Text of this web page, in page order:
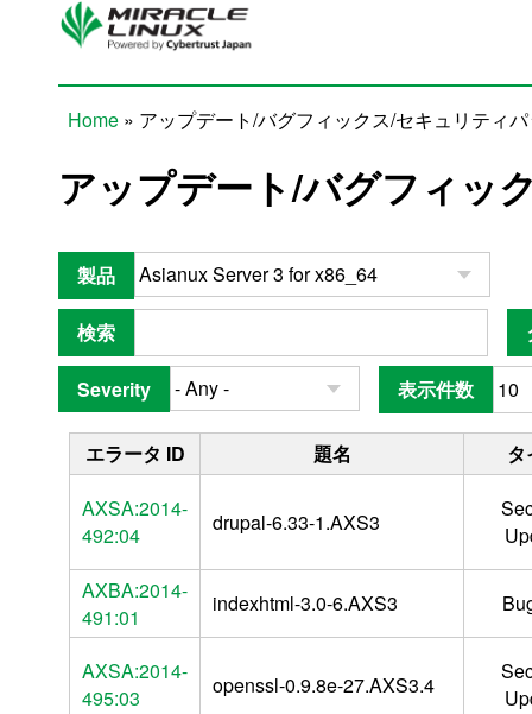
Skip to main content
Home » アップデート/バグフィックス/セキュリティ
アップデート/バグフィッ
製品
検索
Severity 表示件数
エラータ ID 題名
タ
AXSA:2014-
492:04
drupal-6.33-1.AXS3
AXBA:2014-
491:01
indexhtml-3.0-6.AXS3
AXSA:2014-
495:03
openssl-0.9.8e-27.AXS3.4